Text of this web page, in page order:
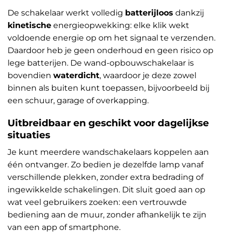
De schakelaar werkt volledig batterijloos dankzij
kinetische energieopwekking: elke klik wekt
voldoende energie op om het signaal te verzenden.
Daardoor heb je geen onderhoud en geen risico op
lege batterijen. De wand-opbouwschakelaar is
bovendien waterdicht, waardoor je deze zowel
binnen als buiten kunt toepassen, bijvoorbeeld bij
een schuur, garage of overkapping.
Uitbreidbaar en geschikt voor dagelijkse
situaties
Je kunt meerdere wandschakelaars koppelen aan
één ontvanger. Zo bedien je dezelfde lamp vanaf
verschillende plekken, zonder extra bedrading of
ingewikkelde schakelingen. Dit sluit goed aan op
wat veel gebruikers zoeken: een vertrouwde
bediening aan de muur, zonder afhankelijk te zijn
van een app of smartphone.